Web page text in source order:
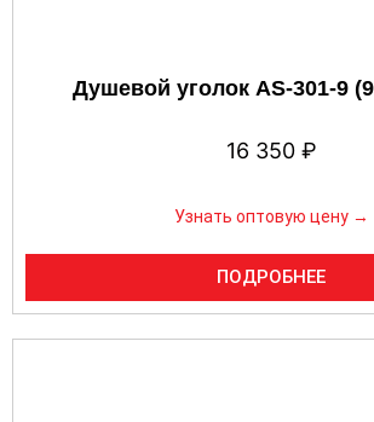
Душевой уголок AS-301-9
16 350 ₽
Узнать оптовую цену →
ПОДРОБНЕЕ